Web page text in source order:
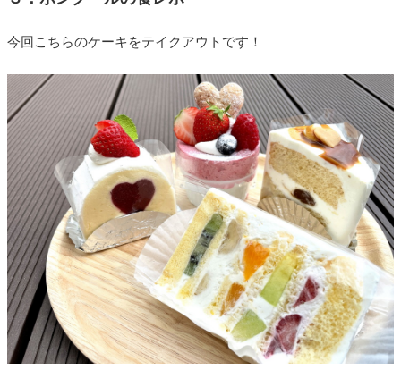
今回こちらのケーキをテイクアウトです！